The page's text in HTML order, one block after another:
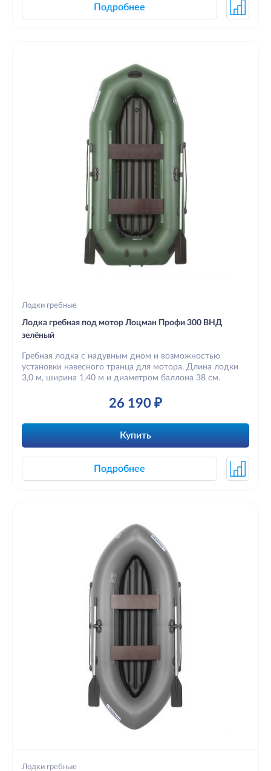
Подробнее
Лодки гребные
Лодка гребная под мотор Лоцман Профи 300 ВНД
зелёный
Гребная лодка с надувным дном и возможностью
установки навесного транца для мотора. Длина лодки
3,0 м, ширина 1,40 м и диаметром баллона 38 см.
26 190 ₽
Купить
Подробнее
Лодки гребные